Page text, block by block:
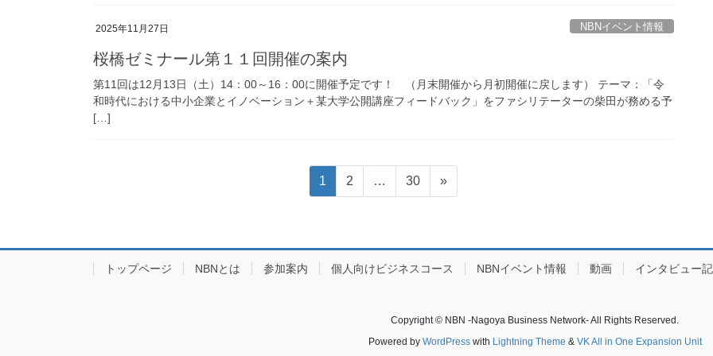
2025年11月27日 NBNイベント情報
桜橋ゼミナール第１１回開催の案内
第11回は12月13日（土）14：00～16：00に開催予定です！ （月末開催から月初開催に戻します） テーマ：「令
和時代における中小企業とイノベーション＋某大学公開講座フィードバック」をファシリテーターの柴田が務める予
[…]
ペ
ー
固
定
ジ
1
固
定
ジ
2 …
固
定
ジ
30 »
トップページ NBNとは 参加案内 個人向けビジネスコース NBNイベント情報 動画 インタビュー
Copyright © NBN -Nagoya Business Network- All Rights Reserved.
Powered by WordPresswith Lightning Theme & VK All in One Expansion Unit